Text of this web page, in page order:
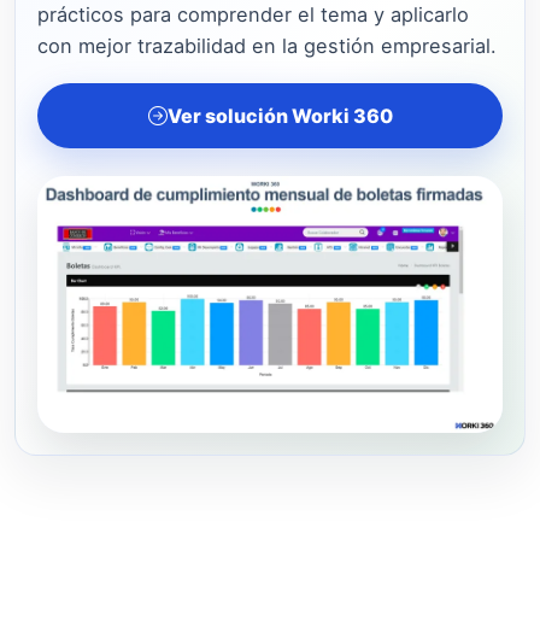
prácticos para comprender el tema y aplicarlo
con mejor trazabilidad en la gestión empresarial.
Ver solución Worki 360